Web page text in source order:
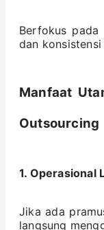
Berfokus pada
dan konsistensi
Manfaat
Outsourcing
1. Operasional
Jika ada
langsung